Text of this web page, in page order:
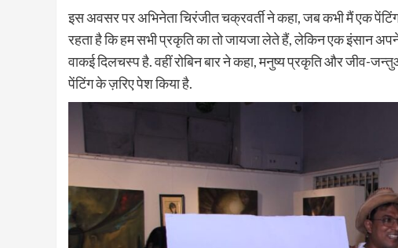
इस अवसर पर अभिनेता चिरंजीत चक्रवर्ती ने कहा, जब कभी मैं एक
रहता है कि हम सभी प्रकृति का तो जायजा लेते हैं, लेकिन एक इंसान
वाकई दिलचस्प है. वहीं रोबिन बार ने कहा, मनुष्य प्रकृति और जीव-
पेंटिंग के ज़रिए पेश किया है.